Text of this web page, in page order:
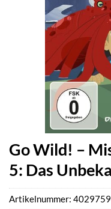
Go Wild! –
5: Das
Artikelnummer: